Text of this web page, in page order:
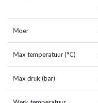
Moer
Max temperatuur (°C)
Max druk (bar)